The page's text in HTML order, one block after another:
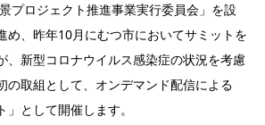
プロジェクト推進事業実行委員会」を設
め、昨年10月にむつ市においてサミットを
、新型コロナウイルス感染症の状況を考慮
の取組として、オンデマンド配信による
」として開催します。